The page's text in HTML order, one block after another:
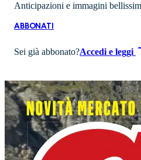
Anticipazioni e immagini
ABBONATI
Sei già abbonato?Accedi e leggi